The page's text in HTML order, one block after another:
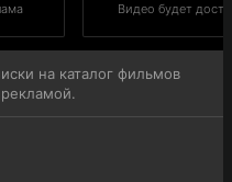
Видео будет
на каталог фильмов